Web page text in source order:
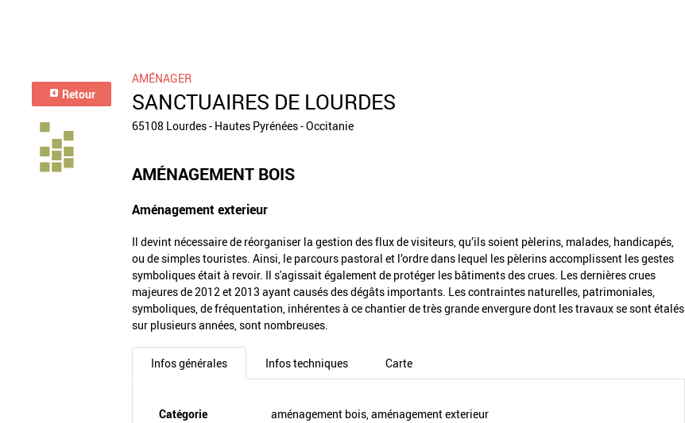
Retour
AMÉNAGER
SANCTUAIRES DE LOURDES
65108 Lourdes - Hautes Pyrénées - Occitanie
AMÉNAGEMENT BOIS
Aménagement exterieur
Il devint nécessaire de réorganiser la gestion des flux de visiteurs, qu’ils soient pèlerins, malades, handicapés,
ou de simples touristes. Ainsi, le parcours pastoral et l’ordre dans lequel les pèlerins accomplissent les gestes
symboliques était à revoir. Il s'agissait également de protéger les bâtiments des crues. Les dernières crues
majeures de 2012 et 2013 ayant causés des dégâts importants. Les contraintes naturelles, patrimoniales,
symboliques, de fréquentation, inhérentes à ce chantier de très grande envergure dont les travaux se sont étalés
sur plusieurs années, sont nombreuses.
Infos générales Infos techniques Carte
Catégorie
aménagement bois, aménagement exterieur